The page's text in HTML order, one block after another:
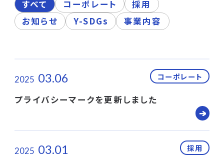
すべて コーポレート
採用
お知らせ
Y-SDGs 事業内容
2025 03.06 コーポレート
プライバシーマークを更新しました
2025 03.01 採用